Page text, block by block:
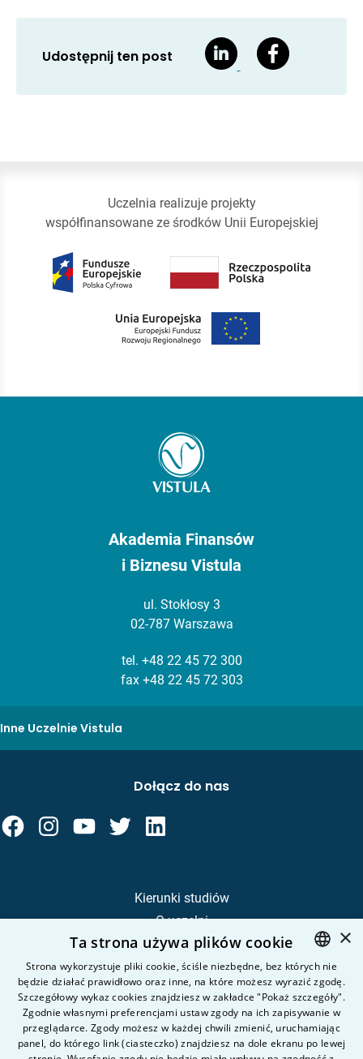
Udostępnij ten post
Uczelnia realizuje projekty
współfinansowane ze środków Unii Europejskiej
Akademia Finansów
i Biznesu Vistula
ul. Stokłosy 3
02-787 Warszawa
tel. +48 22 45 72 300
fax +48 22 45 72 303
Inne Uczelnie Vistula
Kierunki studiów
O uczelni
Kandydat
Student
Nauka i badania
Intranet
Dołącz do nas
POLISH
ENGLISH
×
Ta strona używa plików cookie
Strona wykorzystuje pliki cookie, ściśle niezbędne, bez których nie
będzie działać prawidłowo oraz inne, na które możesz wyrazić zgodę.
Szczegółowy wykaz cookies znajdziesz w zakładce "Pokaż szczegóły".
Zgodnie własnymi preferencjami ustaw zgody na ich zapisywanie w
przeglądarce. Zgody możesz w każdej chwili zmienić, uruchamiając
panel, do którego link (ciasteczko) znajdziesz na dole ekranu po lewej